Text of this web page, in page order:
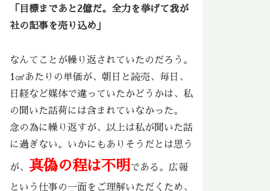
「目標まであと2億だ。全力を挙げて我が
社の記事を売り込め」
なんてことが繰り返されていたのだろう。
1㎠あたりの単価が、朝日と読売、毎日、
日経など媒体で違っていたかどうかは、私
の聞いた話荷には含まれていなかった。
念の為に繰り返すが、以上は私が聞いた話
に過ぎない。いかにもありそうだとは思う
が、 真偽の程は不明 である。広報
という仕事の一面をご理解いただくため、